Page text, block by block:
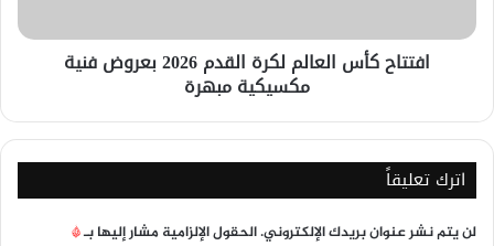
مكسيكية
افتتاح كأس العالم لكرة القدم 2026 بعروض فنية
مكسيكية مبهرة
اترك تعليقاً
لن يتم نشر عنوان بريدك الإلكتروني.الحقول الإلزامية مشار إليها بـ*